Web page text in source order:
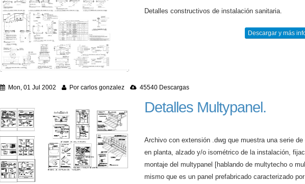
Detalles constructivos de instalación sanitaria.
Descargar y más
Mon, 01 Jul 2002 Por carlos gonzalez 45540 Descargas
Detalles Multypanel.
Archivo con extensión .dwg que muestra una serie de
en planta, alzado y/o isométrico de la instalación,
montaje del multypanel [hablando de multytecho o
mismo que es un panel prefabricado caracterizado